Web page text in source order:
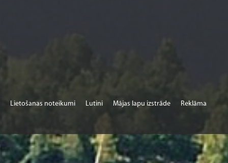
Lietošanas noteikumi Lutini Mājas lapu izstrāde Reklāma